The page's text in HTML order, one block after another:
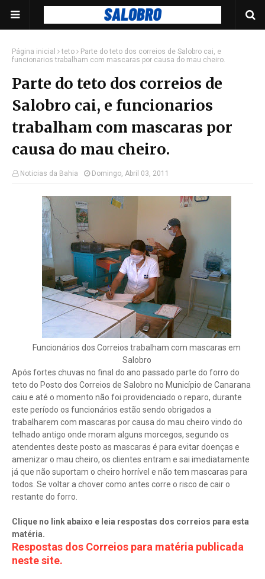
Página inicial teto
Parte do teto dos correios de Salobro cai, e
funcionarios trabalham com mascaras por causa do mau cheiro.
Parte do teto dos correios de
Salobro cai, e funcionarios
trabalham com mascaras por
causa do mau cheiro.
Noticias da Bahia Domingo, Abril 03, 2011
Funcionários dos Correios trabalham com mascaras em
Salobro
Após fortes chuvas no final do ano passado parte do forro do
teto do Posto dos Correios de Salobro no Município de Canarana
caiu e até o momento não foi providenciado o reparo, durante
este período os funcionários estão sendo obrigados a
trabalharem com mascaras por causa do mau cheiro vindo do
telhado antigo onde moram alguns morcegos, segundo os
atendentes deste posto as mascaras é para evitar doenças e
amenizar o mau cheiro, os clientes entram e sai imediatamente
já que não suportam o cheiro horrível e não tem mascaras para
todos. Se voltar a chover como antes corre o risco de cair o
restante do forro.
Clique no link abaixo e leia respostas dos correios para esta
matéria.
Respostas dos Correios para matéria publicada
neste site.